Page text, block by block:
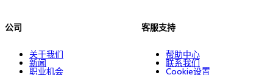
公司
关于我们
新闻
职业机会
客服支持
帮助中心
联系我们
Cookie设置